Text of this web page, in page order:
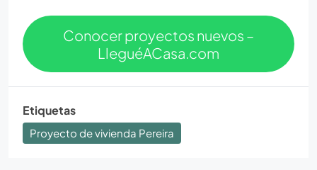
Conocer proyectos nuevos –
LleguéACasa.com
Etiquetas
Proyecto de vivienda Pereira